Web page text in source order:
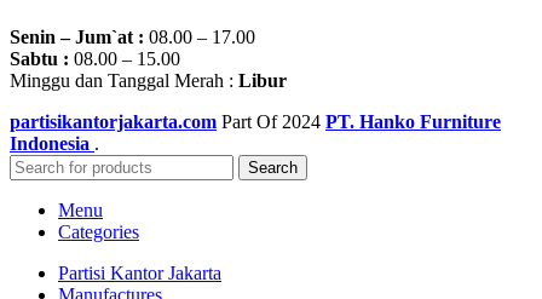
Senin – Jum`at : 08.00 – 17.00
Sabtu : 08.00 – 15.00
Minggu dan Tanggal Merah : Libur
partisikantorjakarta.com Part Of 2024 PT. Hanko Furniture
Indonesia .
Search
Menu
Categories
Partisi Kantor Jakarta
Manufactures